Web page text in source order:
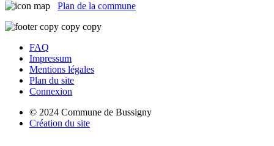
Plan de la commune
FAQ
Impressum
Mentions légales
Plan du site
Connexion
© 2024 Commune de Bussigny
Création du site